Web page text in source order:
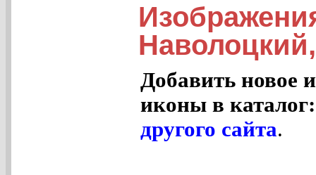
Добавить новое
иконы в
другого сайта.